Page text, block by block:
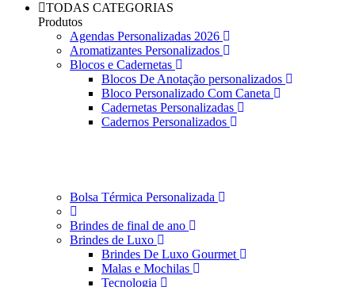
TODAS CATEGORIAS
Produtos
Agendas Personalizadas 2026
Aromatizantes Personalizados
Blocos e Cadernetas
Blocos De Anotação personalizados
Bloco Personalizado Com Caneta
Cadernetas Personalizadas
Cadernos Personalizados
Bolsa Térmica Personalizada
Brindes de final de ano
Brindes de Luxo
Brindes De Luxo Gourmet
Malas e Mochilas
Tecnologia